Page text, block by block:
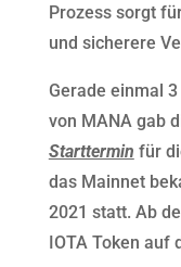
Prozess sorgt
und sicherere
Gerade einmal
von MANA gab
Starttermin für
das Mainnet
2021 statt. Ab
IOTA Token auf